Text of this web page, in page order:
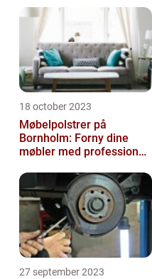
18 october 2023
Møbelpolstrer på
Bornholm: Forny dine
møbler med professionel
27 september 2023